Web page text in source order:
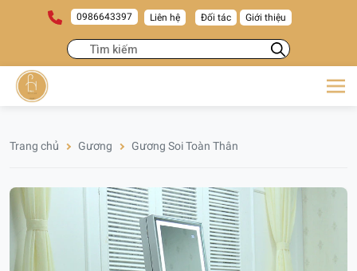
0986643397 Liên hệ Đối tác Giới thiệu
Trang chủ Gương Gương Soi Toàn Thân